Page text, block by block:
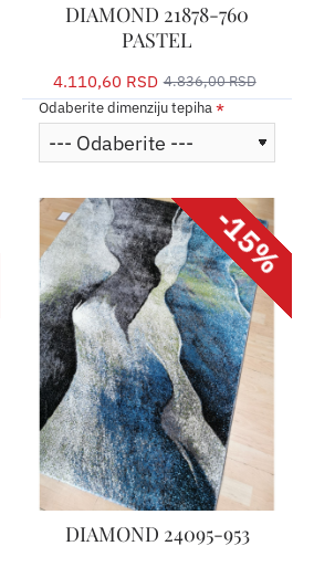
DIAMOND 21878-760
PASTEL
4.110,60 RSD 4.836,00 RSD
Odaberite dimenziju tepiha
-15%
DIAMOND 24095-953